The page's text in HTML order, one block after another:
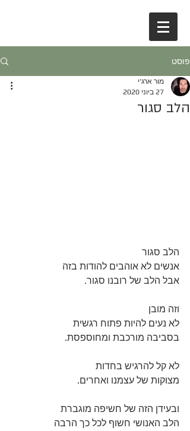
פוסט
הלב סגור
מור ארג'י
27 ביוני 2020
הלב סגור
אנשים לא אוהבים להודות בזה
אבל הלב של רובנו סגור.
וזה מובן
לא נעים להיות פתוח רגשית
בסביבה מורכבת ומחוספסת.
לא קל להרגיש בחדות
מצוקות של עצמנו ואחרים.
ובעידן הזה של חשיפה מוגברת
הלב האנושי חשוף לכל כך הרבה